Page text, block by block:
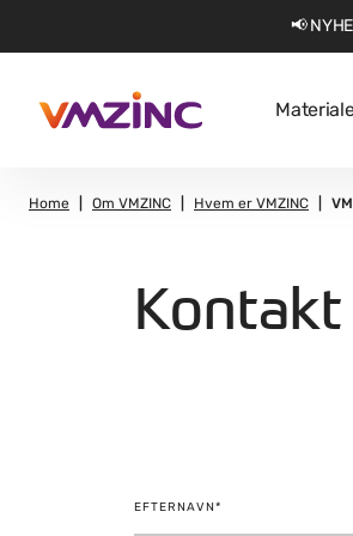
📢
Home Om VMZINC Hvem er VMZINC
EFTERNAVN*